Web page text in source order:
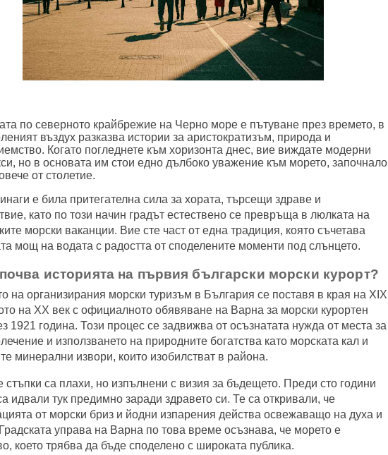
по северното крайбрежие на Черно море е пътуване през времето, в
въздух разказва истории за аристократизъм, природа и
Когато погледнете към хоризонта днес, вие виждате модерни
но в основата им стои едно дълбоко уважение към морето, започнало
от столетие.
е била притегателна сила за хората, търсещи здраве и
като по този начин градът естествено се превръща в люлката на
морски ваканции. Вие сте част от една традиция, която съчетава
мощ на водата с радостта от споделените моменти под слънцето.
историята на първия български морски курорт?
на организирания морски туризъм в България се поставя в края на XIX
на XX век с официалното обявяване на Варна за морски курортен
1921 година. Този процес се задвижва от осъзнатата нужда от места за
и използването на природните богатства като морската кал и
минерални извори, които изобилстват в района.
стъпки са плахи, но изпълнени с визия за бъдещето. Преди сто години
идвали тук предимно заради здравето си. Те са откривали, че
от морски бриз и йодни изпарения действа освежаващо на духа и
управа на Варна по това време осъзнава, че морето е
което трябва да бъде споделено с широката публика.